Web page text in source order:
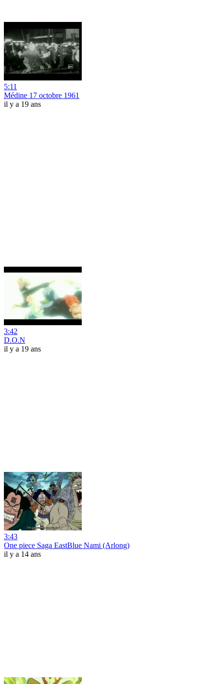
5:11
Médine 17 octobre 1961
il y a 19 ans
3:42
D.O.N
il y a 19 ans
3:43
One piece Saga EastBlue Nami (Arlong)
il y a 14 ans